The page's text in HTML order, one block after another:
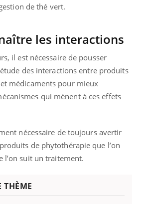
de thé vert.
les interactions
il est nécessaire de pousser
des interactions entre produits
médicaments pour mieux
qui mènent à ces effets
nécessaire de toujours avertir
de phytothérapie que l’on
l’on suit un traitement.
THÈME